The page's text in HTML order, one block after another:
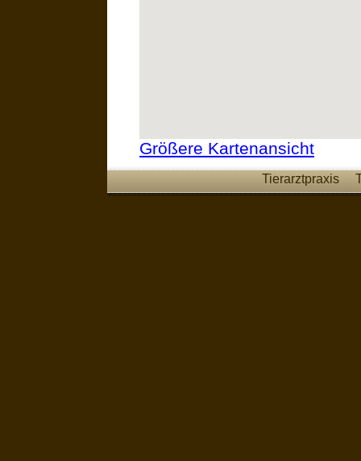
Größere Kartenansicht
Tierarztpraxis